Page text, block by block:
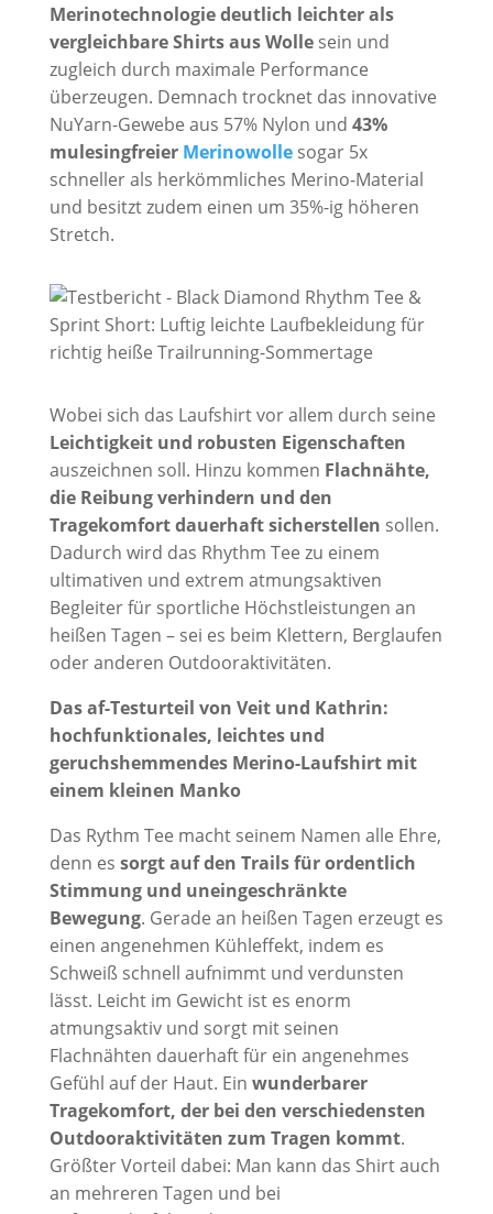
Merinotechnologie deutlich leichter als
vergleichbare Shirts aus Wollesein und
zugleich durch maximale Performance
überzeugen. Demnach trocknet das innovative
NuYarn-Gewebe aus 57% Nylon und 43%
mulesingfreier Merinowollesogar5x
schneller als herkömmliches Merino-Material
und besitzt zudem einen um 35%-ig höheren
Stretch.
Wobei sich das Laufshirt vor allem durch seine
Leichtigkeit und robusten Eigenschaften
auszeichnen soll. Hinzu kommen Flachnähte,
die Reibung verhindern und den
Tragekomfort dauerhaft sicherstellen sollen.
Dadurch wird das Rhythm Tee zu einem
ultimativen und extrem atmungsaktiven
Begleiter für sportliche Höchstleistungen an
heißen Tagen – sei es beim Klettern, Berglaufen
oder anderen Outdooraktivitäten.
Das af-Testurteil von Veit und Kathrin:
hochfunktionales, leichtes und
geruchshemmendes Merino-Laufshirt mit
einem kleinen Manko
Das Rythm Tee macht seinem Namen alle Ehre,
denn es sorgt auf den Trails für ordentlich
Stimmung und uneingeschränkte
Bewegung. Gerade an heißen Tagen erzeugt es
einen angenehmen Kühleffekt, indem es
Schweiß schnell aufnimmt und verdunsten
lässt. Leicht im Gewicht ist es enorm
atmungsaktiv und sorgt mit seinen
Flachnähten dauerhaft für ein angenehmes
Gefühl auf der Haut. Ein wunderbarer
Tragekomfort, der bei den verschiedensten
Outdooraktivitäten zum Tragen kommt.
Größter Vorteil dabei: Man kann das Shirt auch
an mehreren Tagen und bei